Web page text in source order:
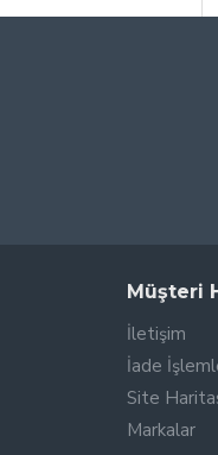
Müşteri
İletişim
İade
Site
Markalar